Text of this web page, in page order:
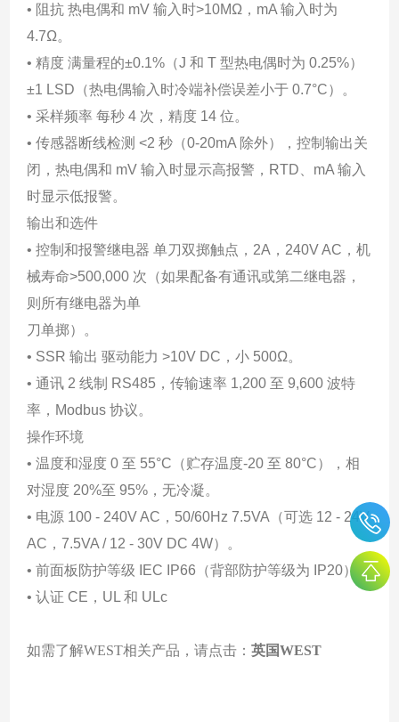
• 阻抗 热电偶和 mV 输入时>10MΩ，mA 输入时为
4.7Ω。
• 精度 满量程的±0.1%（J 和 T 型热电偶时为 0.25%）
±1 LSD（热电偶输入时冷端补偿误差小于 0.7°C）。
• 采样频率 每秒 4 次，精度 14 位。
• 传感器断线检测 <2 秒（0-20mA 除外），控制输出关
闭，热电偶和 mV 输入时显示高报警，RTD、mA 输入
时显示低报警。
输出和选件
• 控制和报警继电器 单刀双掷触点，2A，240V AC，机
械寿命>500,000 次（如果配备有通讯或第二继电器，
则所有继电器为单
刀单掷）。
• SSR 输出 驱动能力 >10V DC，小 500Ω。
• 通讯 2 线制 RS485，传输速率 1,200 至 9,600 波特
率，Modbus 协议。
操作环境
• 温度和湿度 0 至 55°C（贮存温度-20 至 80°C），相
对湿度 20%至 95%，无冷凝。
• 电源 100 - 240V AC，50/60Hz 7.5VA（可选 12 - 24V
AC，7.5VA / 12 - 30V DC 4W）。
• 前面板防护等级 IEC IP66（背部防护等级为 IP20）。
• 认证 CE，UL 和 ULc
如需了解WEST相关产品，请点击： 英国WEST